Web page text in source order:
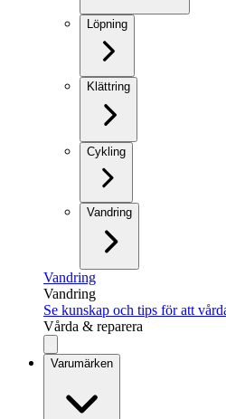
Löpning
Klättring
Cykling
Vandring
Vandring
Vandring
Se kunskap och tips för att
Vårda & reparera
Varumärken